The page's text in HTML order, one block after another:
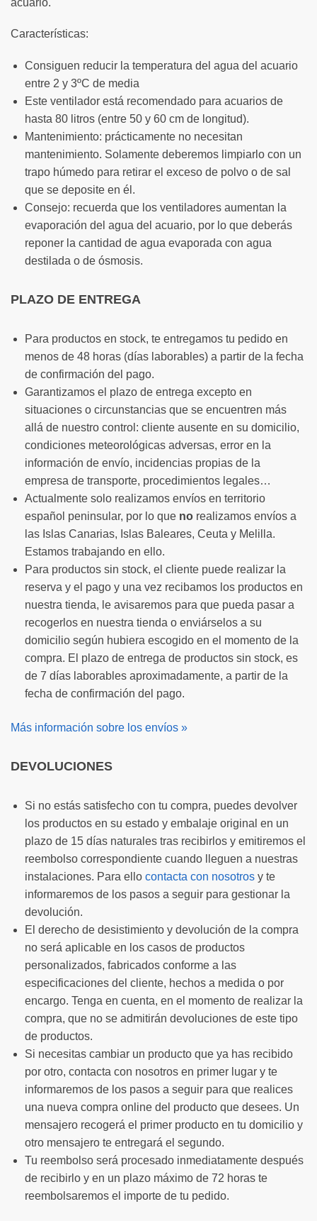
acuario.
Características:
Consiguen reducir la temperatura del agua del acuario
entre 2 y 3ºC de media
Este ventilador está recomendado para acuarios de
hasta 80 litros (entre 50 y 60 cm de longitud).
Mantenimiento: prácticamente no necesitan
mantenimiento. Solamente deberemos limpiarlo con un
trapo húmedo para retirar el exceso de polvo o de sal
que se deposite en él.
Consejo: recuerda que los ventiladores aumentan la
evaporación del agua del acuario, por lo que deberás
reponer la cantidad de agua evaporada con agua
destilada o de ósmosis.
PLAZO DE ENTREGA
Para productos en stock, te entregamos tu pedido en
menos de 48 horas (días laborables) a partir de la fecha
de confirmación del pago.
Garantizamos el plazo de entrega excepto en
situaciones o circunstancias que se encuentren más
allá de nuestro control: cliente ausente en su domicilio,
condiciones meteorológicas adversas, error en la
información de envío, incidencias propias de la
empresa de transporte, procedimientos legales…
Actualmente solo realizamos envíos en territorio
español peninsular, por lo que no realizamos envíos a
las Islas Canarias, Islas Baleares, Ceuta y Melilla.
Estamos trabajando en ello.
Para productos sin stock, el cliente puede realizar la
reserva y el pago y una vez recibamos los productos en
nuestra tienda, le avisaremos para que pueda pasar a
recogerlos en nuestra tienda o enviárselos a su
domicilio según hubiera escogido en el momento de la
compra. El plazo de entrega de productos sin stock, es
de 7 días laborables aproximadamente, a partir de la
fecha de confirmación del pago.
Más información sobre los envíos »
DEVOLUCIONES
Si no estás satisfecho con tu compra, puedes devolver
los productos en su estado y embalaje original en un
plazo de 15 días naturales tras recibirlos y emitiremos el
reembolso correspondiente cuando lleguen a nuestras
instalaciones. Para ello contacta con nosotros y te
informaremos de los pasos a seguir para gestionar la
devolución.
El derecho de desistimiento y devolución de la compra
no será aplicable en los casos de productos
personalizados, fabricados conforme a las
especificaciones del cliente, hechos a medida o por
encargo. Tenga en cuenta, en el momento de realizar la
compra, que no se admitirán devoluciones de este tipo
de productos.
Si necesitas cambiar un producto que ya has recibido
por otro, contacta con nosotros en primer lugar y te
informaremos de los pasos a seguir para que realices
una nueva compra online del producto que desees. Un
mensajero recogerá el primer producto en tu domicilio y
otro mensajero te entregará el segundo.
Tu reembolso será procesado inmediatamente después
de recibirlo y en un plazo máximo de 72 horas te
reembolsaremos el importe de tu pedido.